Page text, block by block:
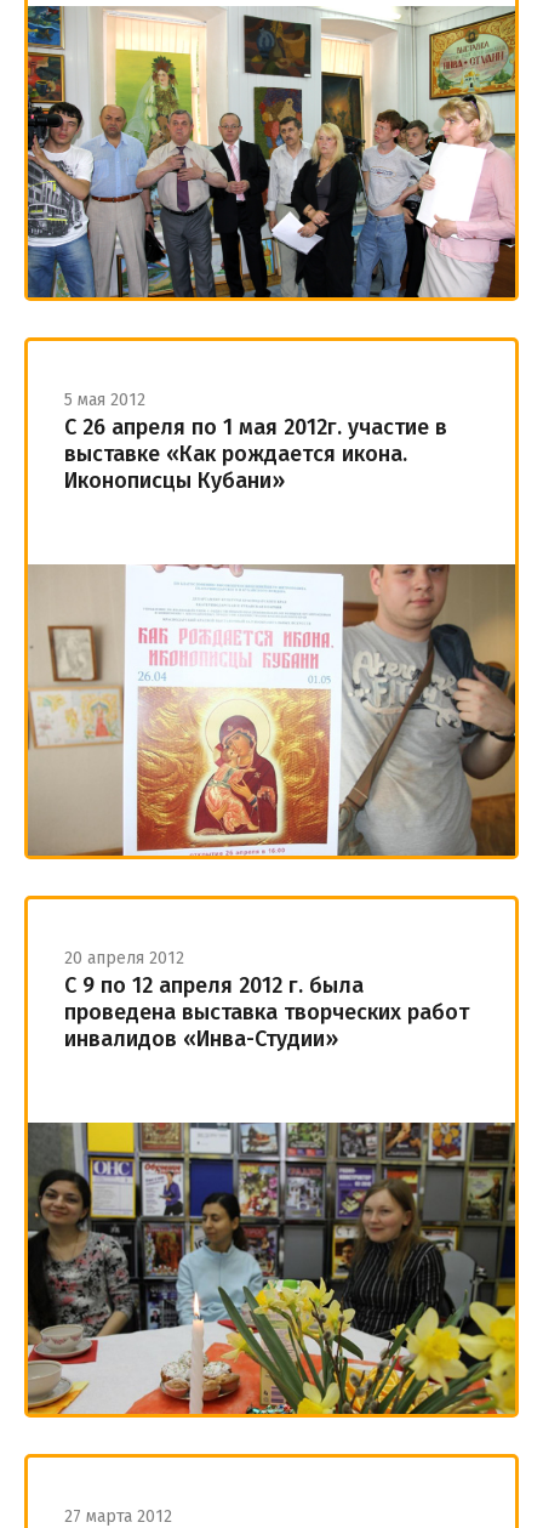
5 мая 2012
С 26 апреля по 1 мая 2012г. участие в
выставке «Как рождается икона.
Иконописцы Кубани»
20 апреля 2012
С 9 по 12 апреля 2012 г. была
проведена выставка творческих работ
инвалидов «Инва-Студии»
27 марта 2012